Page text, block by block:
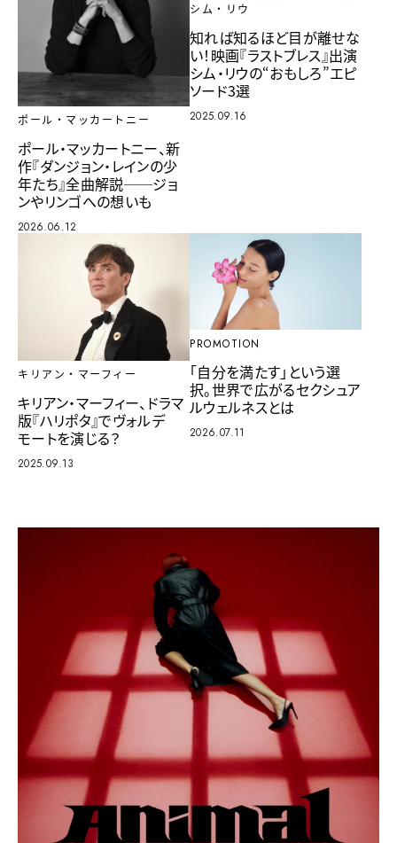
ポール・マッカートニー
ポール・マッカートニー、新
作『ダンジョン・レインの少
年たち』全曲解説──ジョ
ンやリンゴへの想いも
2026.06.12
シム・リウ
知れば知るほど目が離せな
い！映画『ラストブレス』出演
シム・リウの“おもしろ”エピ
ソード3選
2025.09.16
キリアン・マーフィー
キリアン・マーフィー、ドラマ
版『ハリポタ』でヴォルデ
モートを演じる？
2025.09.13
PROMOTION
「自分を満たす」という選
択。世界で広がるセクシュア
ルウェルネスとは
2026.07.11